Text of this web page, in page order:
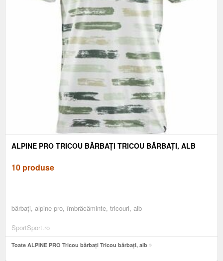
ALPINE PRO TRICOU BĂRBAȚI TRICOU BĂRBAȚI, ALB
10 produse
bărbați, alpine pro, îmbrăcăminte, tricouri, alb
SportSport.ro
Toate ALPINE PRO Tricou bărbați Tricou bărbați, alb